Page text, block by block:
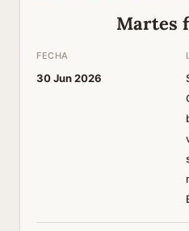
Martes
FECHA
30 Jun 2026